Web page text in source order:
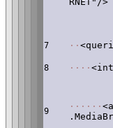
7 · ·
8 · · · ·
9 · · · · · ·